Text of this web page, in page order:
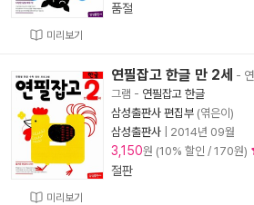
미리보기
품절
미리보기
연필잡고 한글 만 2세 -
그램 - 연필잡고 한글
삼성출판사 편집부 (엮은이)
삼성출판사
2014년 09월
3,150원 (10% 할인 / 170원)
절판